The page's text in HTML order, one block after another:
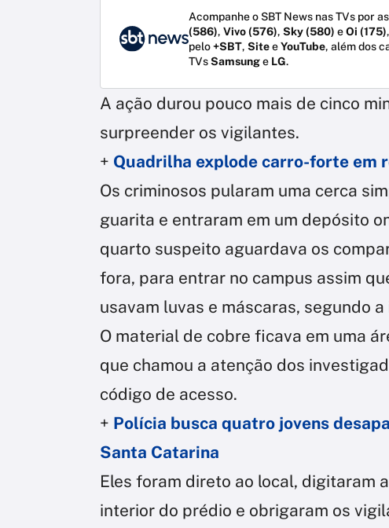
Acompanhe o SBT News nas TVs por
(586), Vivo (576), Sky (580) eOi (175)
pelo+SBT, SiteeYouTube, além dos
TVsSamsunge LG.
A ação durou pouco mais de cinco
surpreender os vigilantes.
+ Quadrilha explode carro-forte em
Os criminosos pularam uma cerca
guarita e entraram em um depósito
quarto suspeito aguardava os
fora, para entrar no campus assim
usavam luvas e máscaras, segundo
O material de cobre ficava em uma
que chamou a atenção dos
código de acesso.
+ Polícia busca quatro jovens
Santa Catarina
Eles foram direto ao local, digitaram
interior do prédio e obrigaram os